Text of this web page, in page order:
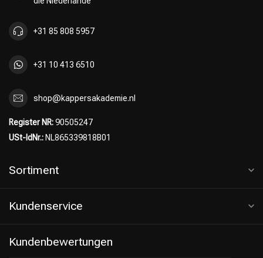
+31 85 808 5957
+31 10 413 6510
shop@kappersakademie.nl
Register NR:90505247
USt-IdNr.: NL865339818B01
Sortiment
Kundenservice
Kundenbewertungen